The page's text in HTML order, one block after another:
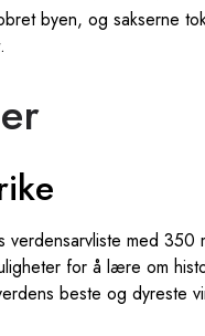
byen, og sakserne
med
for å lære om
beste og dyreste